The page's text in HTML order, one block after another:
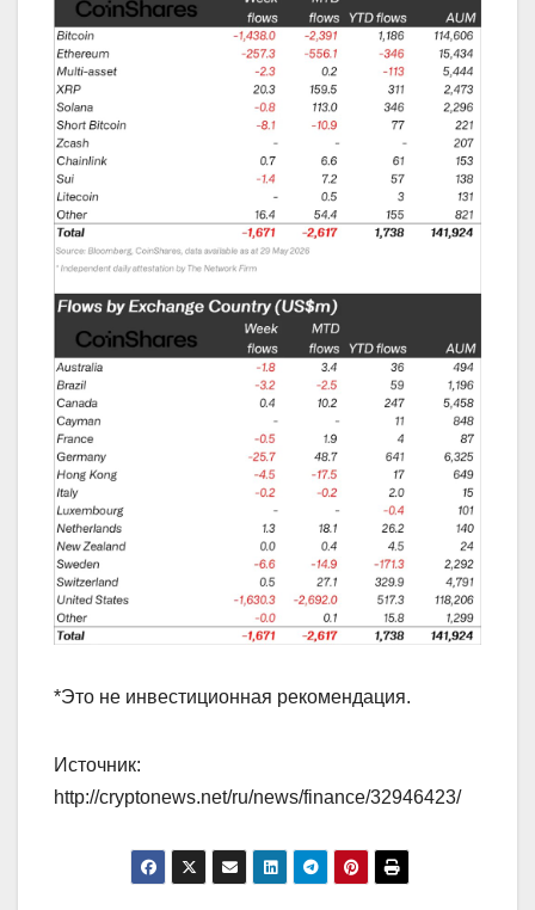
*Это не инвестиционная рекомендация.
Источник:
http://cryptonews.net/ru/news/finance/32946423/